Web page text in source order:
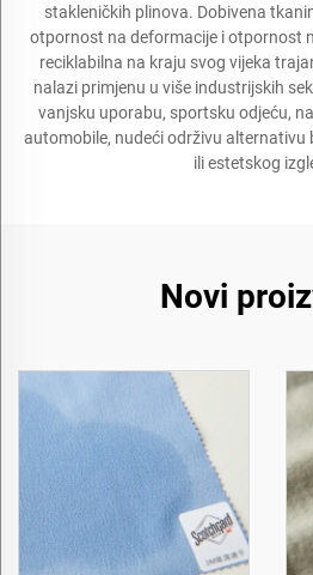
stakleničkih plinova. Dobivena
otpornost na deformacije i otpornost
reciklabilna na kraju svog vijeka
nalazi primjenu u više industrijskih
vanjsku uporabu, sportsku odjeću,
automobile, nudeći održivu alternativu
ili estetskog
Novi